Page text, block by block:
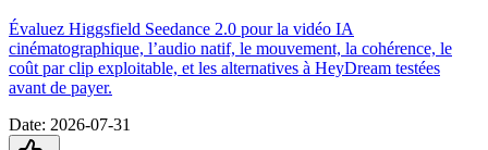
Évaluez Higgsfield Seedance 2.0 pour la vidéo IA
cinématographique, l’audio natif, le mouvement, la cohérence, le
coût par clip exploitable, et les alternatives à HeyDream testées
avant de payer.
Date: 2026-07-31